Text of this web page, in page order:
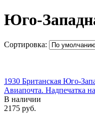
Юго-
Сортировка:
1930 Британская Юго-
Авиапочта. Надпечатка
В наличии
2175 руб.